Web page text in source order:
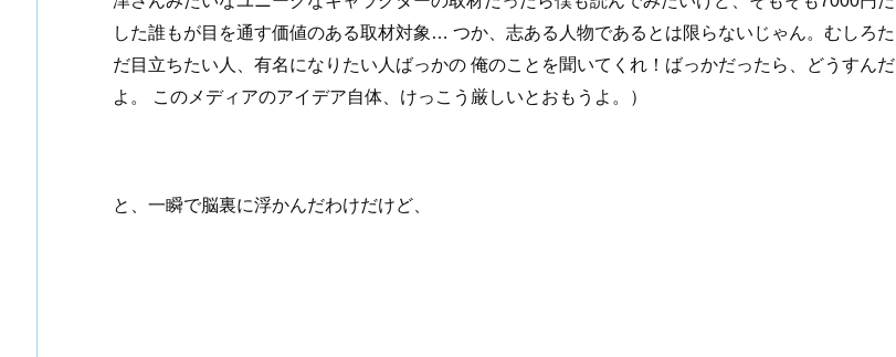
した誰もが目を通す価値のある取材対象… つか、志ある人物であるとは限らないじゃん。むしろた
だ目立ちたい人、有名になりたい人ばっかの 俺のことを聞いてくれ！ばっかだったら、どうすんだ
よ。 このメディアのアイデア自体、けっこう厳しいとおもうよ。）
と、一瞬で脳裏に浮かんだわけだけど、